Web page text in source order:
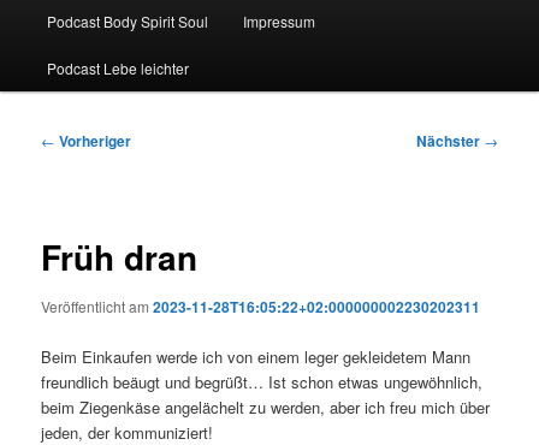
Podcast Body Spirit Soul Impressum
Podcast Lebe leichter
Beitragsnavigation
← Vorheriger Nächster →
Früh dran
Veröffentlicht am2023-11-28T16:05:22+02:000000002230202311
Beim Einkaufen werde ich von einem leger gekleidetem Mann
freundlich beäugt und begrüßt… Ist schon etwas ungewöhnlich,
beim Ziegenkäse angelächelt zu werden, aber ich freu mich über
jeden, der kommuniziert!